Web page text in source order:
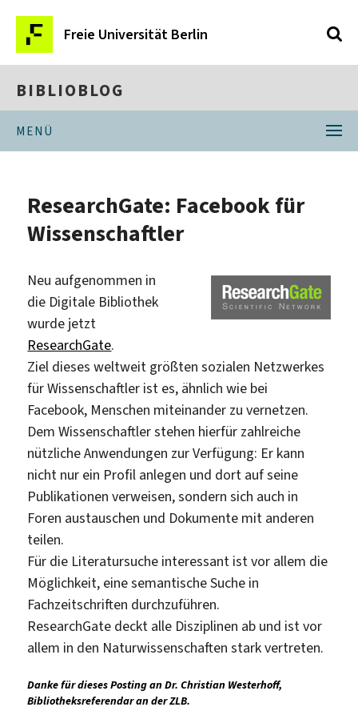
Freie Universität Berlin
BIBLIOBLOG
MENÜ
ResearchGate: Facebook für
Wissenschaftler
Neu aufgenommen in
die Digitale Bibliothek
wurde jetzt
ResearchGate.
Ziel dieses weltweit größten sozialen Netzwerkes
für Wissenschaftler ist es, ähnlich wie bei
Facebook, Menschen miteinander zu vernetzen.
Dem Wissenschaftler stehen hierfür zahlreiche
nützliche Anwendungen zur Verfügung: Er kann
nicht nur ein Profil anlegen und dort auf seine
Publikationen verweisen, sondern sich auch in
Foren austauschen und Dokumente mit anderen
teilen.
Für die Literatursuche interessant ist vor allem die
Möglichkeit, eine semantische Suche in
Fachzeitschriften durchzuführen.
ResearchGate deckt alle Disziplinen ab und ist vor
allem in den Naturwissenschaften stark vertreten.
Danke für dieses Posting an Dr. Christian Westerhoff,
Bibliotheksreferendar an der ZLB.